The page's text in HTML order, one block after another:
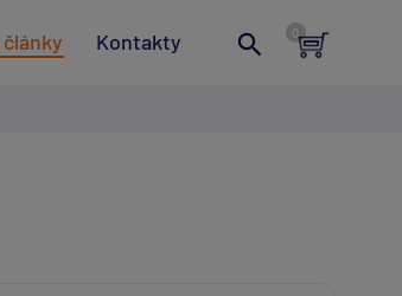
Kontakty